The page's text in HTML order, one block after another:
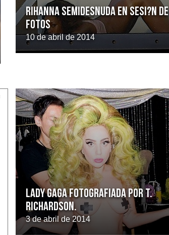
Rihanna semidesnuda en sesi?n de
fotos
10 de abril de 2014
Lady Gaga fotografiada por T.
Richardson.
3 de abril de 2014